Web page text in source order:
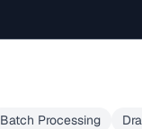
Batch Processing